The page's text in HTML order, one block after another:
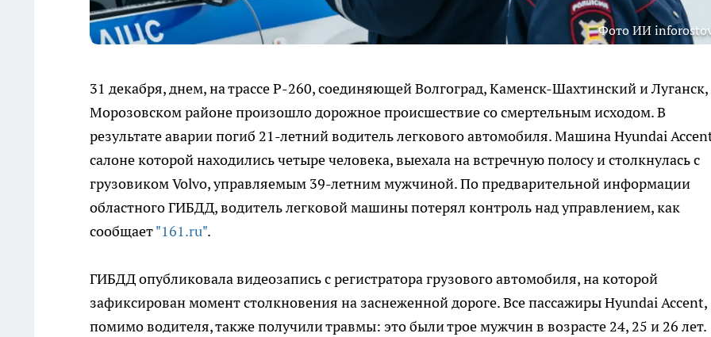
Фото ИИ
31 декабря, днем, на трассе Р-260, соединяющей Волгоград, Каменск-Шахтинский и Луганск,
Морозовском районе произошло дорожное происшествие со смертельным исходом. В
результате аварии погиб 21-летний водитель легкового автомобиля. Машина Hyundai
салоне которой находились четыре человека, выехала на встречную полосу и столкнулась с
грузовиком Volvo, управляемым 39-летним мужчиной. По предварительной информации
областного ГИБДД, водитель легковой машины потерял контроль над управлением, как
сообщает"161.ru".
ГИБДД опубликовала видеозапись с регистратора грузового автомобиля, на которой
зафиксирован момент столкновения на заснеженной дороге. Все пассажиры Hyundai Accent,
помимо водителя, также получили травмы: это были трое мужчин в возрасте 24, 25 и 26 лет.